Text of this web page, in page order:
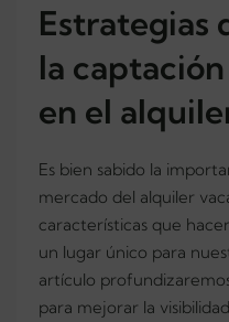
Estrategias
la
en el
Es bien sabido la
mercado del alquiler
características que
un lugar único para
artículo
para mejorar la